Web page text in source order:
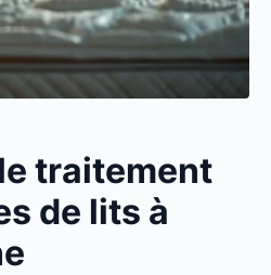
traitement
de lits à